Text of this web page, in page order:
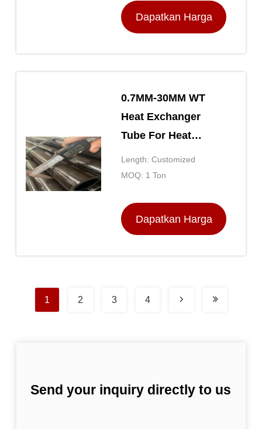
Dapatkan Harga
0.7MM-30MM WT
Heat Exchanger
Tube For Heat
Transfer In Industrial
Settings
Length: Customized
MOQ: 1 Ton
Dapatkan Harga
1 2 3 4
Send your inquiry directly to us